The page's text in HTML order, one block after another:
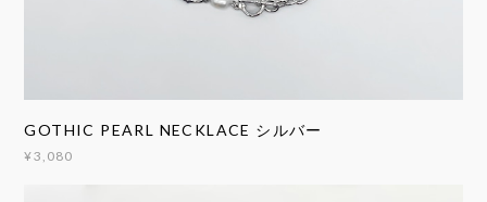
GOTHIC PEARL NECKLACE シルバー
¥3,080